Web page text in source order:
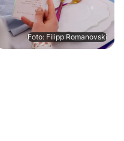
Foto: Filipp Romanovski